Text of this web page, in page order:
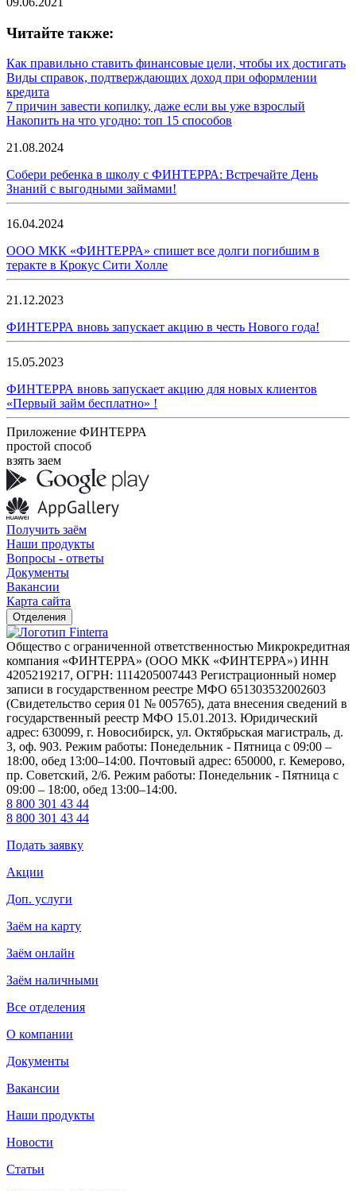
Читайте также:
Как правильно ставить финансовые цели, чтобы их достигать
Виды справок, подтверждающих доход при оформлении
кредита
7 причин завести копилку, даже если вы уже взрослый
Накопить на что угодно: топ 15 способов
21.08.2024
Собери ребенка в школу с ФИНТЕРРА: Встречайте День
Знаний с выгодными займами!
16.04.2024
ООО МКК «ФИНТЕРРА» спишет все долги погибшим в
теракте в Крокус Сити Холле
21.12.2023
ФИНТЕРРА вновь запускает акцию в честь Нового года!
15.05.2023
ФИНТЕРРА вновь запускает акцию для новых клиентов
«Первый займ бесплатно» !
Приложение ФИНТЕРРА
простой способ
взять заем
Получить заём
Наши продукты
Вопросы - ответы
Документы
Вакансии
Карта сайта
Отделения
Общество с ограниченной ответственностью Микрокредитная
компания «ФИНТЕРРА» (ООО МКК «ФИНТЕРРА») ИНН
4205219217, ОГРН: 1114205007443 Регистрационный номер
записи в государственном реестре МФО 651303532002603
(Свидетельство серия 01 № 005765), дата внесения сведений в
государственный реестр МФО 15.01.2013. Юридический
адрес: 630099, г. Новосибирск, ул. Октябрьская магистраль, д.
3, оф. 903. Режим работы: Понедельник - Пятница с 09:00 –
18:00, обед 13:00–14:00. Почтовый адрес: 650000, г. Кемерово,
пр. Советский, 2/6. Режим работы: Понедельник - Пятница с
09:00 – 18:00, обед 13:00–14:00.
8 800 301 43 44
8 800 301 43 44
Подать заявку
Акции
Доп. услуги
Заём на карту
Заём онлайн
Заём наличными
Все отделения
О компании
Документы
Вакансии
Наши продукты
Новости
Статьи